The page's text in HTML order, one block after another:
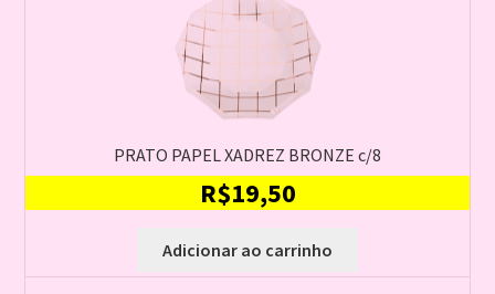
PRATO PAPEL XADREZ BRONZE c/8
R$19,50
Adicionar ao carrinho